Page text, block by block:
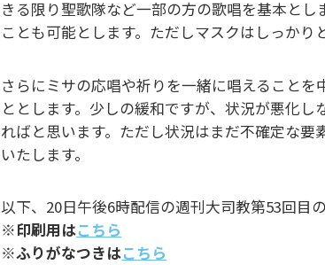
きる限り聖歌隊など一部の方の歌唱を基本と
ことも可能とします。ただしマスクはしっかり
さらにミサの応唱や祈りを一緒に唱えること
ととします。少しの緩和ですが、状況が悪化
ればと思います。ただし状況はまだ不確定な
いたします。
以下、20日午後6時配信の週刊大司教第53回目
※印刷用はこちら
※ふりがなつきはこちら